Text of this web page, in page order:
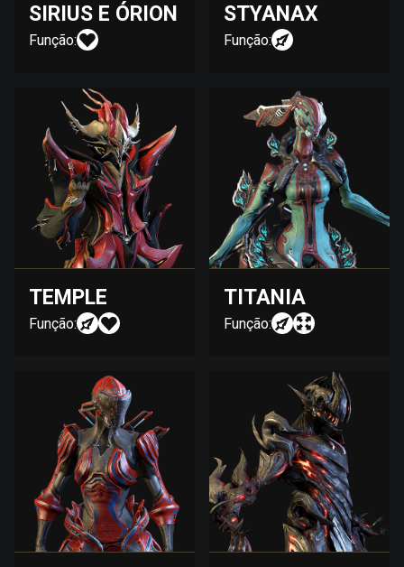
SIRIUS E ÓRION
Função:
STYANAX
Função:
TEMPLE
Função:
TITANIA
Função: